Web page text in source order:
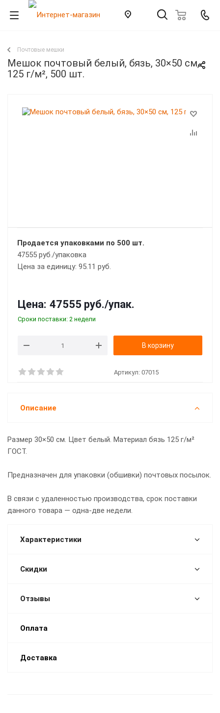
Почтовые мешки
Мешок почтовый белый, бязь, 30×50 см,
125 г/м², 500 шт.
Продается упаковками по 500 шт.
47555 руб./упаковка
Цена за единицу: 95.11 руб.
Цена: 47555 руб./упак.
Сроки поставки: 2 недели
В корзину
Артикул: 07015
Описание
Размер 30×50 см. Цвет белый. Материал бязь 125 г/м²
ГОСТ.
Предназначен для упаковки (обшивки) почтовых посылок.
В связи с удаленностью производства, срок поставки
данного товара — одна-две недели.
Характеристики
Скидки
Отзывы
Оплата
Доставка